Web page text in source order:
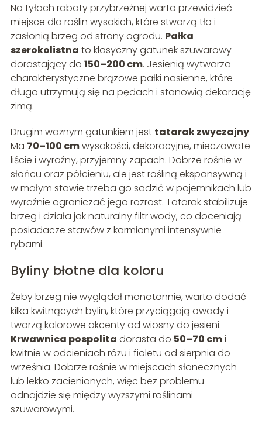
Na tyłach rabaty przybrzeżnej warto przewidzieć
miejsce dla roślin wysokich, które stworzą tło i
zasłonią brzeg od strony ogrodu. Pałka
szerokolistna to klasyczny gatunek szuwarowy
dorastający do 150–200 cm. Jesienią wytwarza
charakterystyczne brązowe pałki nasienne, które
długo utrzymują się na pędach i stanowią dekorację
zimą.
Drugim ważnym gatunkiem jest tatarak zwyczajny.
Ma 70–100 cmwysokości, dekoracyjne, mieczowate
liście i wyraźny, przyjemny zapach. Dobrze rośnie w
słońcu oraz półcieniu, ale jest rośliną ekspansywną i
w małym stawie trzeba go sadzić w pojemnikach lub
wyraźnie ograniczać jego rozrost. Tatarak stabilizuje
brzeg i działa jak naturalny filtr wody, co doceniają
posiadacze stawów z karmionymi intensywnie
rybami.
Byliny błotne dla koloru
Żeby brzeg nie wyglądał monotonnie, warto dodać
kilka kwitnących bylin, które przyciągają owady i
tworzą kolorowe akcenty od wiosny do jesieni.
Krwawnica pospolita dorasta do 50–70 cmi
kwitnie w odcieniach różu i fioletu od sierpnia do
września. Dobrze rośnie w miejscach słonecznych
lub lekko zacienionych, więc bez problemu
odnajdzie się między wyższymi roślinami
szuwarowymi.